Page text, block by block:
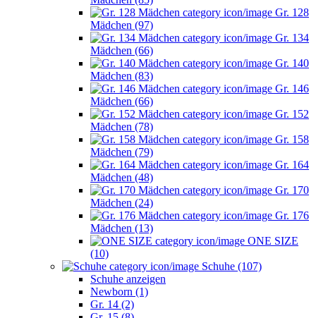
Gr. 128
Mädchen (97)
Gr. 134
Mädchen (66)
Gr. 140
Mädchen (83)
Gr. 146
Mädchen (66)
Gr. 152
Mädchen (78)
Gr. 158
Mädchen (79)
Gr. 164
Mädchen (48)
Gr. 170
Mädchen (24)
Gr. 176
Mädchen (13)
ONE SIZE
(10)
Schuhe (107)
Schuhe anzeigen
Newborn (1)
Gr. 14 (2)